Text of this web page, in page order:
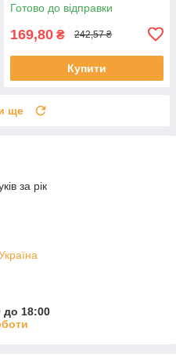
Готово до відправки
169,80 ₴ 242,57 ₴
Купити
ще
за рік
до 18:00